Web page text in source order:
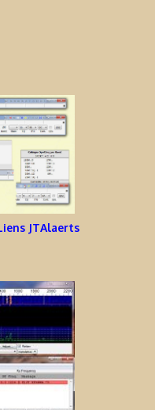
JTAlaerts